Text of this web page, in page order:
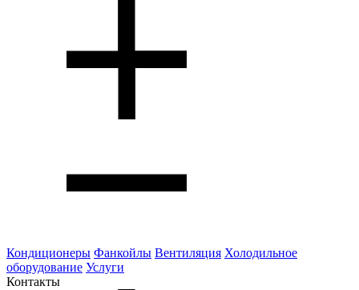
Кондиционеры Фанкойлы Вентиляция Холодильное
оборудование Услуги
Контакты